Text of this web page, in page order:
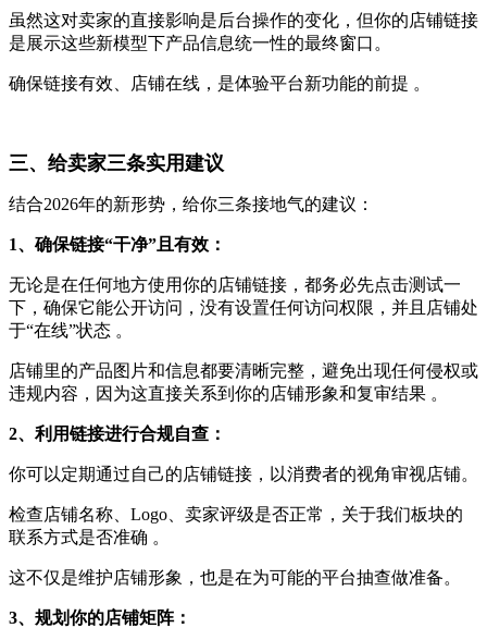
虽然这对卖家的直接影响是后台操作的变化，但你的店铺链接
是展示这些新模型下产品信息统一性的最终窗口。
确保链接有效、店铺在线，是体验平台新功能的前提 。
三、给卖家三条实用建议
结合2026年的新形势，给你三条接地气的建议：
1、确保链接“干净”且有效：
无论是在任何地方使用你的店铺链接，都务必先点击测试一
下，确保它能公开访问，没有设置任何访问权限，并且店铺处
于“在线”状态 。
店铺里的产品图片和信息都要清晰完整，避免出现任何侵权或
违规内容，因为这直接关系到你的店铺形象和复审结果 。
2、利用链接进行合规自查：
你可以定期通过自己的店铺链接，以消费者的视角审视店铺。
检查店铺名称、Logo、卖家评级是否正常，关于我们板块的
联系方式是否准确 。
这不仅是维护店铺形象，也是在为可能的平台抽查做准备。
3、规划你的店铺矩阵：